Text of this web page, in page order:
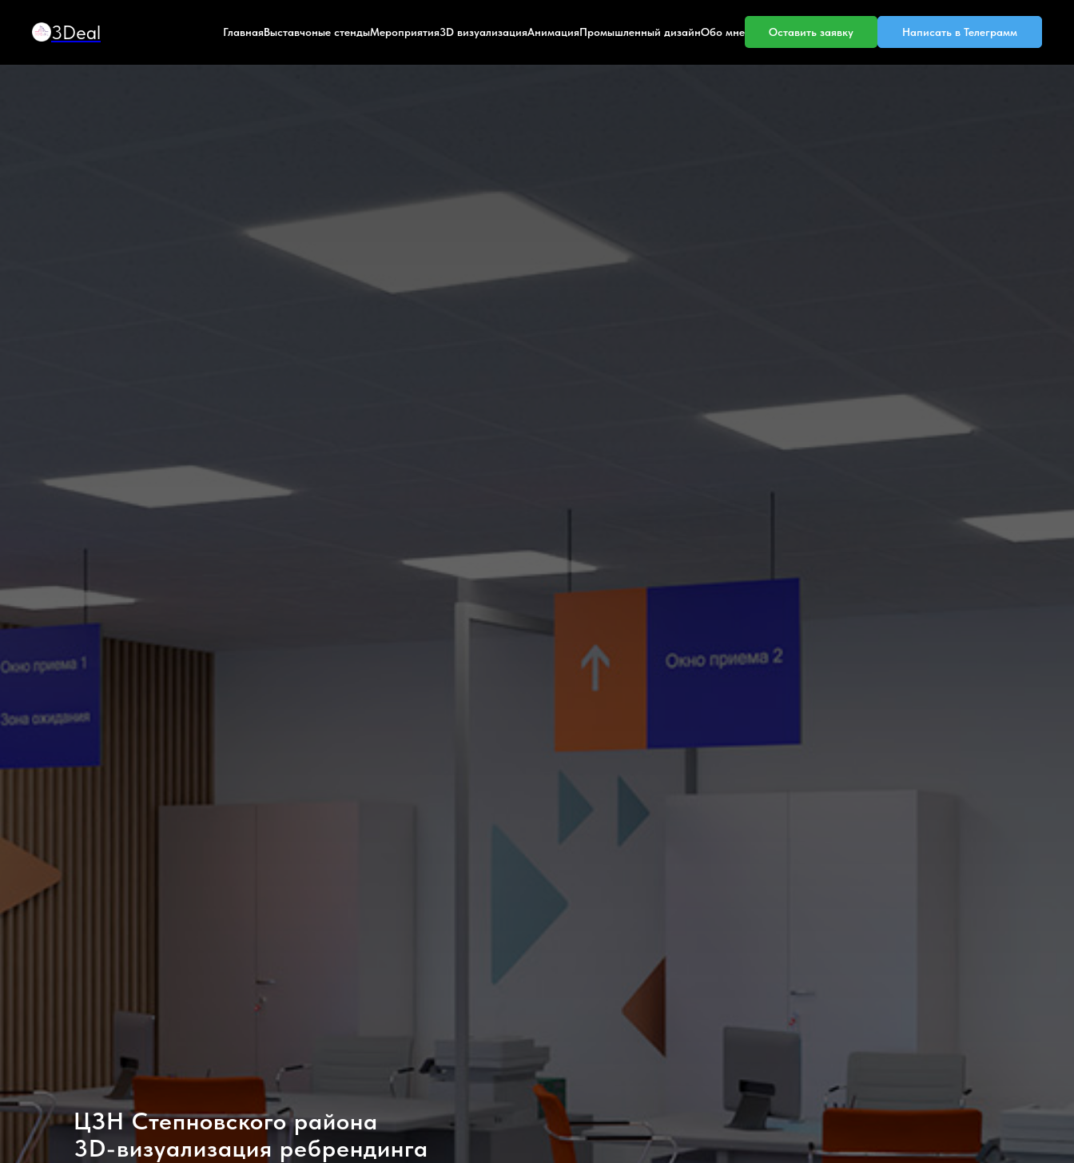
3Deal ГлавнаяВыставчоные стендыМероприятия3D визуализацияАнимацияПромышленный дизайнОбо мне Оставить заявку Написать в Телеграмм
ЦЗН Степновского района
3D-визуализация ребрендинга